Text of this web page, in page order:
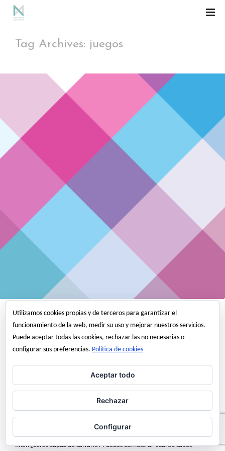
Tag Archives: juegos
Entretenimiento
Demuestra cuanto sabes de
estructuras de nudos
¿Cuantas barras eres capaz de quitar sin que el niño caiga al agua?
En las estructuras hiperestáticas siguientes, selecciona con tu ratón
demasiadas o el pobre niño se ahogará. ¿Serás capaz de llegar al
final?¿Serás capaz de salvarle? Puedes demostrar cuanto sabes
Utilizamos cookies propias y de terceros para garantizar el
funcionamiento de la web, medir su uso y mejorar nuestros servicios.
Puede aceptar todas las cookies, rechazar las no necesarias o
configurar sus preferencias. Política de cookies
Aceptar todo
Rechazar
Configurar